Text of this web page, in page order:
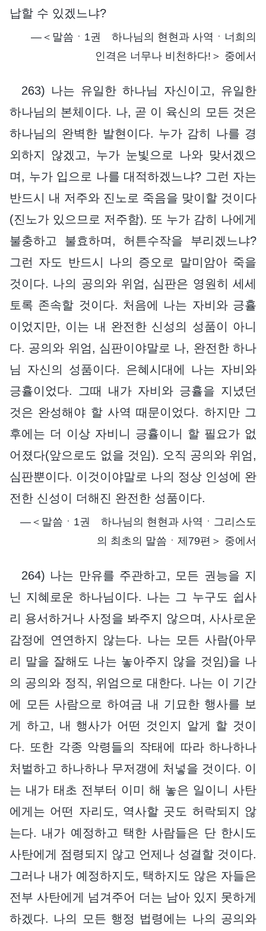
납할 수 있겠느냐?
―＜말씀ㆍ1권 하나님의 현현과 사역ㆍ너희의
인격은 너무나 비천하다!＞ 중에서
263) 나는 유일한 하나님 자신이고, 유일한
하나님의 본체이다. 나, 곧 이 육신의 모든 것은
하나님의 완벽한 발현이다. 누가 감히 나를 경
외하지 않겠고, 누가 눈빛으로 나와 맞서겠으
며, 누가 입으로 나를 대적하겠느냐? 그런 자는
반드시 내 저주와 진노로 죽음을 맞이할 것이다
(진노가 있으므로 저주함). 또 누가 감히 나에게
불충하고 불효하며, 허튼수작을 부리겠느냐?
그런 자도 반드시 나의 증오로 말미암아 죽을
것이다. 나의 공의와 위엄, 심판은 영원히 세세
토록 존속할 것이다. 처음에 나는 자비와 긍휼
이었지만, 이는 내 완전한 신성의 성품이 아니
다. 공의와 위엄, 심판이야말로 나, 완전한 하나
님 자신의 성품이다. 은혜시대에 나는 자비와
긍휼이었다. 그때 내가 자비와 긍휼을 지녔던
것은 완성해야 할 사역 때문이었다. 하지만 그
후에는 더 이상 자비니 긍휼이니 할 필요가 없
어졌다(앞으로도 없을 것임). 오직 공의와 위엄,
심판뿐이다. 이것이야말로 나의 정상 인성에 완
전한 신성이 더해진 완전한 성품이다.
―＜말씀ㆍ1권 하나님의 현현과 사역ㆍ그리스도
의 최초의 말씀ㆍ제79편＞ 중에서
264) 나는 만유를 주관하고, 모든 권능을 지
닌 지혜로운 하나님이다. 나는 그 누구도 쉽사
리 용서하거나 사정을 봐주지 않으며, 사사로운
감정에 연연하지 않는다. 나는 모든 사람(아무
리 말을 잘해도 나는 놓아주지 않을 것임)을 나
의 공의와 정직, 위엄으로 대한다. 나는 이 기간
에 모든 사람으로 하여금 내 기묘한 행사를 보
게 하고, 내 행사가 어떤 것인지 알게 할 것이
다. 또한 각종 악령들의 작태에 따라 하나하나
처벌하고 하나하나 무저갱에 처넣을 것이다. 이
는 내가 태초 전부터 이미 해 놓은 일이니 사탄
에게는 어떤 자리도, 역사할 곳도 허락되지 않
는다. 내가 예정하고 택한 사람들은 단 한시도
사탄에게 점령되지 않고 언제나 성결할 것이다.
그러나 내가 예정하지도, 택하지도 않은 자들은
전부 사탄에게 넘겨주어 더는 남아 있지 못하게
하겠다. 나의 모든 행정 법령에는 나의 공의와